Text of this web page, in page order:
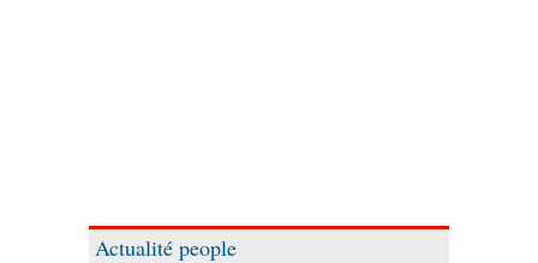
Actualité people